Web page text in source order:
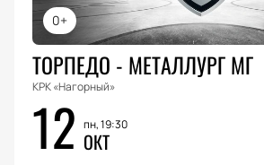
0+
ТОРПЕДО - МЕТАЛЛУРГ МГ
КРК «Нагорный»
12 пн, 19:30
ОКТ